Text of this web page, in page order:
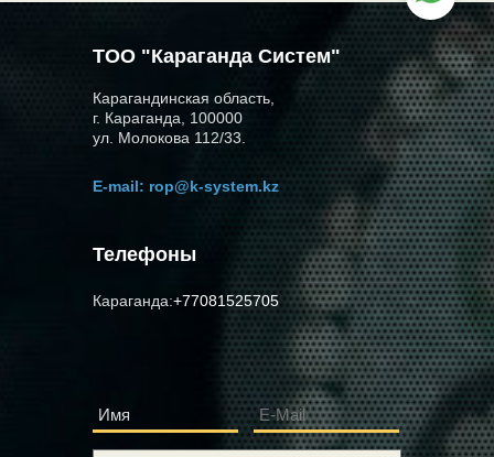
ТОО "Караганда Систем"
Карагандинская область,
г. Караганда, 100000
ул. Молокова 112/33.
E-mail: rop@k-system.kz
Имя
E-Mail
*
Телефоны
Караганда:+77081525705